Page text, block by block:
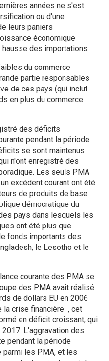
années ne s'est
ou d'une
leurs paniers
économique
des importations.
du commerce
partie responsables
de ces pays (qui inclut
en plus du commerce
des déficits
pendant la période
se sont maintenus
n'ont enregistré des
Les seuls PMA
excédent courant ont été
de produits de base
démocratique du
pays dans lesquels les
ont été plus que
fonds importants des
le Lesotho et le
courante des PMA se
des PMA avait réalisé
de dollars EU en 2006
crise financière , cet
en déficit croissant, qui
L'aggravation des
pendant la période
les PMA, et les